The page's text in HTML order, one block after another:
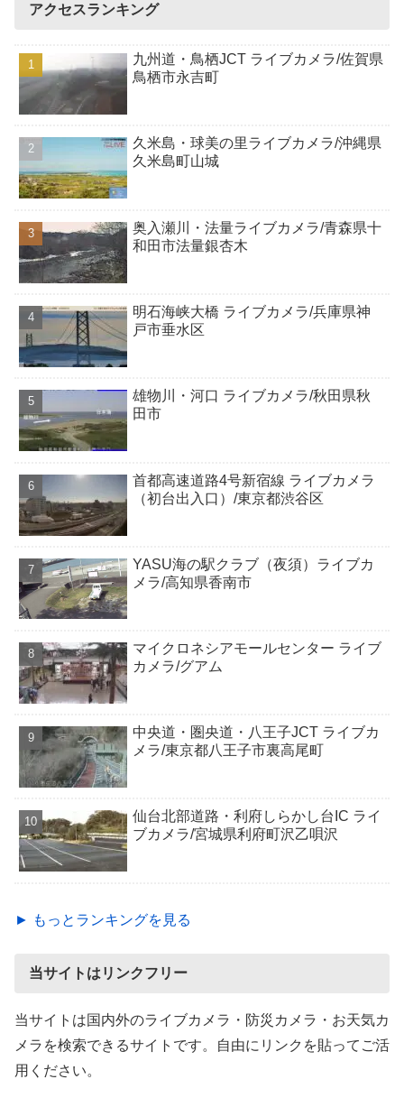
アクセスランキング
九州道・鳥栖JCT ライブカメラ/佐賀県
鳥栖市永吉町
久米島・球美の里ライブカメラ/沖縄県
久米島町山城
奥入瀬川・法量ライブカメラ/青森県十
和田市法量銀杏木
明石海峡大橋 ライブカメラ/兵庫県神
戸市垂水区
雄物川・河口 ライブカメラ/秋田県秋
田市
首都高速道路4号新宿線 ライブカメラ
（初台出入口）/東京都渋谷区
YASU海の駅クラブ（夜須）ライブカ
メラ/高知県香南市
マイクロネシアモールセンター ライブ
カメラ/グアム
中央道・圏央道・八王子JCT ライブカ
メラ/東京都八王子市裏高尾町
仙台北部道路・利府しらかし台IC ライ
ブカメラ/宮城県利府町沢乙唄沢
► もっとランキングを見る
当サイトはリンクフリー
当サイトは国内外のライブカメラ・防災カメラ・お天気カ
メラを検索できるサイトです。自由にリンクを貼ってご活
用ください。